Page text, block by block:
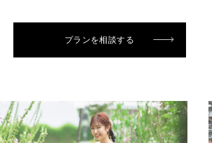
プランを相談する